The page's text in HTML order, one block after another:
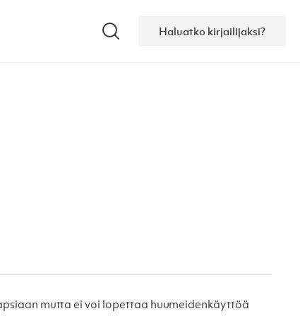
Haluatko kirjailijaksi?
Hae
mutta ei voi lopettaa huumeidenkäyttöä